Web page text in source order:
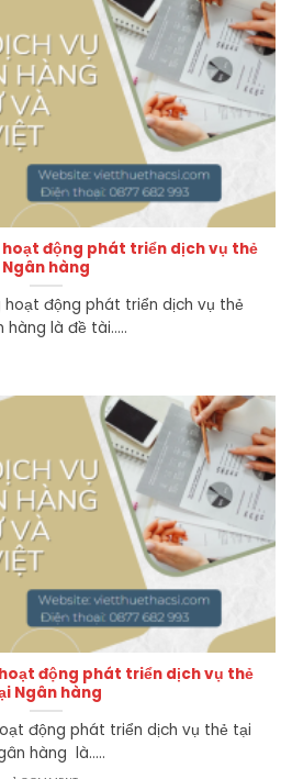
hoạt động phát triển dịch vụ thẻ
Ngân hàng
hoạt động phát triển dịch vụ thẻ
hàng là đề tài.....
động phát triển dịch vụ thẻ
Ngân hàng
động phát triển dịch vụ thẻ tại
hàng là.....